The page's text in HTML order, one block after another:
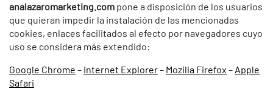
analazaromarketing.com pone a disposición de los usuarios
que quieran impedir la instalación de las mencionadas
cookies, enlaces facilitados al efecto por navegadores cuyo
uso se considera más extendido:
Google Chrome – Internet Explorer– Mozilla Firefox – Apple
Safari